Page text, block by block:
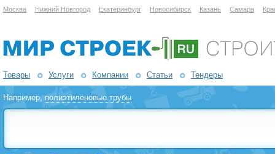
Москва Нижний Новгород Екатеринбург Новосибирск Казань Самара
Товары Услуги Компании Статьи Тендеры
Например,полиэтиленовые трубы